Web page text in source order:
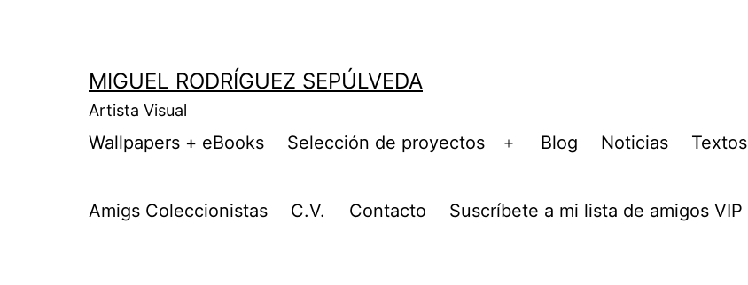
MIGUEL RODRÍGUEZ SEPÚLVEDA
Artista Visual
Wallpapers + eBooks Selección de proyectos Blog Noticias Textos
Amigs Coleccionistas C.V. Contacto Suscríbete a mi lista de amigos VIP